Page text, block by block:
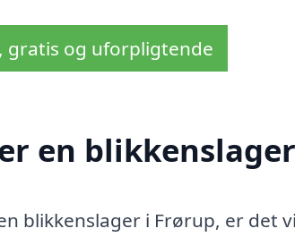
gratis og uforpligtende
en
blikkenslager i Frørup, er